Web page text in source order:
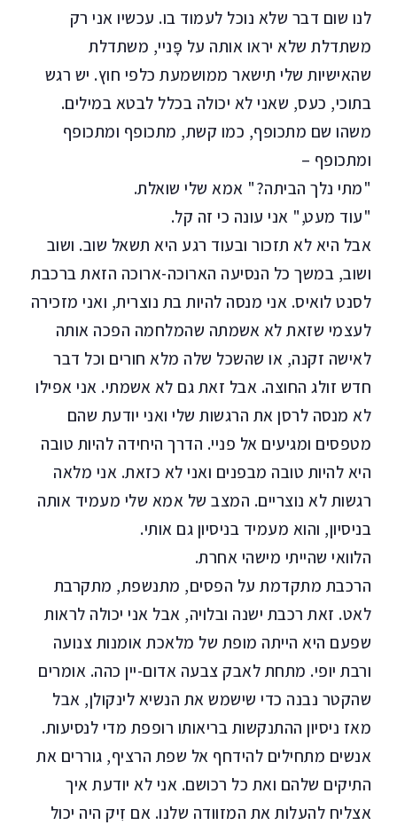
לנו שום דבר שלא נוכל לעמוד בו. עכשיו אני רק
משתדלת שלא יראו אותה על פָּניי, משתדלת
שהאישיות שלי תישאר ממושמעת כלפי חוץ. יש רגש
בתוכי, כעס, שאני לא יכולה בכלל לבטא במילים.
משהו שם מתכופף, כמו קשת, מתכופף ומתכופף
ומתכופף –
"מתי נלך הביתה?" אמא שלי שואלת.
"עוד מעט," אני עונה כי זה קל.
אבל היא לא תזכור ובעוד רגע היא תשאל שוב. ושוב
ושוב, במשך כל הנסיעה הארוכה-ארוכה הזאת ברכבת
לסנט לואיס. אני מנסה להיות בת נוצרית, ואני מזכירה
לעצמי שזאת לא אשמתה שהמלחמה הפכה אותה
לאישה זקנה, או שהשכל שלה מלא חורים וכל דבר
חדש זולג החוצה. אבל זאת גם לא אשמתי. אני אפילו
לא מנסה לרסן את הרגשות שלי ואני יודעת שהם
מטפסים ומגיעים אל פניי. הדרך היחידה להיות טובה
היא להיות טובה מבפנים ואני לא כזאת. אני מלאה
רגשות לא נוצריים. המצב של אמא שלי מעמיד אותה
בניסיון, והוא מעמיד בניסיון גם אותי.
הלוואי שהייתי מישהי אחרת.
הרכבת מתקדמת על הפסים, מתנשפת, מתקרבת
לאט. זאת רכבת ישנה ובלויה, אבל אני יכולה לראות
שפעם היא הייתה מופת של מלאכת אומנות צנועה
ורבת יופי. מתחת לאבק צבעה אדום-יין כהה. אומרים
שהקטר נבנה כדי שישמש את הנשיא לינקולן, אבל
מאז ניסיון ההתנקשות בריאותו רופפת מדי לנסיעות.
אנשים מתחילים להידחף אל שפת הרציף, גוררים את
התיקים שלהם ואת כל רכושם. אני לא יודעת איך
אצליח להעלות את המזוודה שלנו. אם זִיק היה יכול